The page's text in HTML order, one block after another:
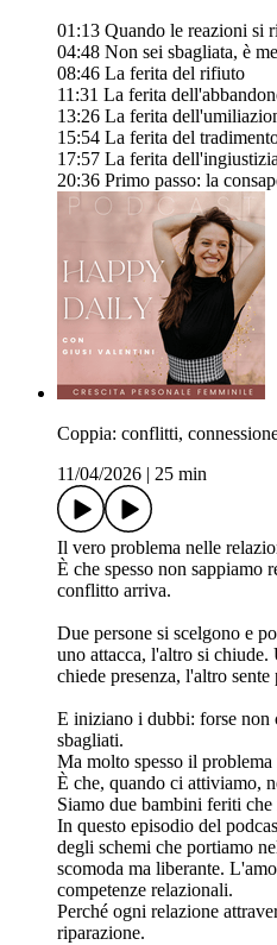
01:13 Quando le reazioni si
04:48 Non sei sbagliata, è
08:46 La ferita del rifiuto
11:31 La ferita
13:26 La ferita
15:54 La ferita del
17:57 La ferita
20:36 Primo passo: la
Coppia: conflitti,
11/04/2026
25 min
Il vero problema nelle
È che spesso non sappiamo
conflitto arriva.
Due persone si scelgono e
uno attacca, l'altro si
chiede presenza, l'altro sente
E iniziano i dubbi: forse non
sbagliati.
Ma molto spesso il problema
È che, quando ci attiviamo,
Siamo due bambini feriti
In questo episodio del
degli schemi che portiamo
scomoda ma liberante.
competenze relazionali.
Perché ogni relazione
riparazione.